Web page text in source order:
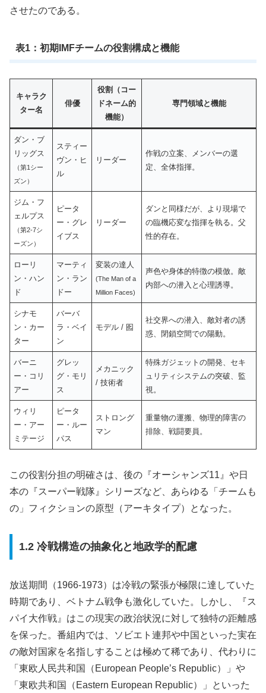
させたのである。
表1：初期IMFチームの役割構成と機能
キャラク
ター名
俳優
役割（コー
ドネーム的
機能）
専門領域と機能
ダン・ブ
リッグス
（第1シー
ズン）
スティー
ヴン・ヒ
ル
リーダー
作戦の立案、メンバーの選
定、全体指揮。
ジム・フ
ェルプス
（第2-7シ
ーズン）
ピータ
ー・グレ
イブス
リーダー
ダンと同様だが、より現場で
の臨機応変な指揮を執る。父
性的存在。
ローリ
ン・ハン
ド
マーティ
ン・ラン
ドー
変装の達人
(The Man of a
Million Faces)
声色や身体的特徴の模倣。敵
内部への潜入と心理誘導。
シナモ
ン・カー
ター
バーバ
ラ・ベイ
ン
モデル / 囮
社交界への潜入、敵対者の誘
惑、閉鎖空間での陽動。
バーニ
ー・コリ
アー
グレッ
グ・モリ
ス
メカニック
/ 技術者
特殊ガジェットの開発、セキ
ュリティシステムの突破、監
視。
ウィリ
ー・アー
ミテージ
ピータ
ー・ルー
パス
ストロング
マン
重量物の運搬、物理的障害の
排除、戦闘要員。
この役割分担の明確さは、後の『オーシャンズ11』や日
本の『スーパー戦隊』シリーズなど、あらゆる「チームも
の」フィクションの原型（アーキタイプ）となった。
1.2 冷戦構造の抽象化と地政学的配慮
放送期間（1966-1973）は冷戦の緊張が極限に達していた
時期であり、ベトナム戦争も激化していた。しかし、『ス
パイ大作戦』はこの現実の政治状況に対して独特の距離感
を保った。番組内では、ソビエト連邦や中国といった実在
の敵対国家を名指しすることは極めて稀であり、代わりに
「東欧人民共和国（European People’s Republic）」や
「東欧共和国（Eastern European Republic）」といった